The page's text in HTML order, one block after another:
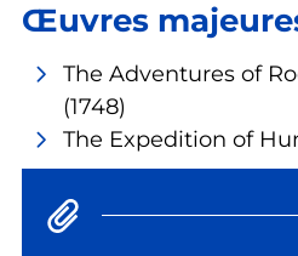
Œuvres
The Adventures of
(1748)
The Expedition of